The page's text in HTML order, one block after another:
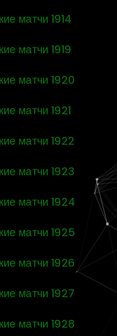
матчи 1914
матчи 1919
матчи 1920
матчи 1921
матчи 1922
матчи 1923
матчи 1924
матчи 1925
матчи 1926
матчи 1927
матчи 1928